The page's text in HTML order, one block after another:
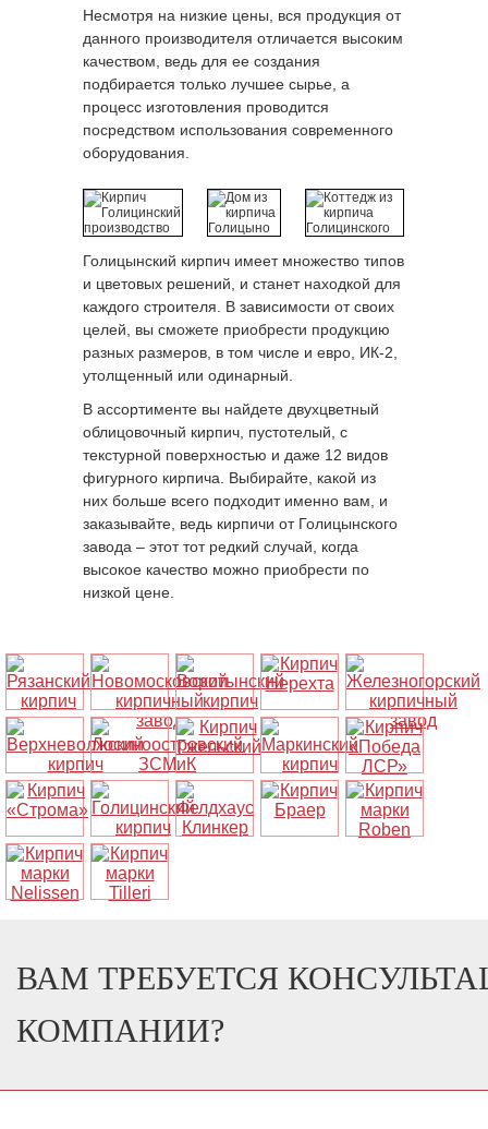
Несмотря на низкие цены, вся продукция от
данного производителя отличается высоким
качеством, ведь для ее создания
подбирается только лучшее сырье, а
процесс изготовления проводится
посредством использования современного
оборудования.
Голицынский кирпич имеет множество типов
и цветовых решений, и станет находкой для
каждого строителя. В зависимости от своих
целей, вы сможете приобрести продукцию
разных размеров, в том числе и евро, ИК-2,
утолщенный или одинарный.
В ассортименте вы найдете двухцветный
облицовочный кирпич, пустотелый, с
текстурной поверхностью и даже 12 видов
фигурного кирпича. Выбирайте, какой из
них больше всего подходит именно вам, и
заказывайте, ведь кирпичи от Голицынского
завода – этот тот редкий случай, когда
высокое качество можно приобрести по
низкой цене.
ВАМ ТРЕБУЕТСЯ
КОМПАНИИ?